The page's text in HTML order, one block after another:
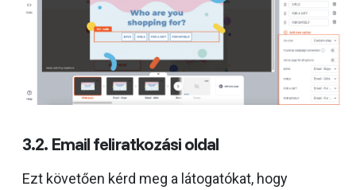
3.2. Email feliratkozási oldal
Ezt követően kérd meg a látogatókat, hogy